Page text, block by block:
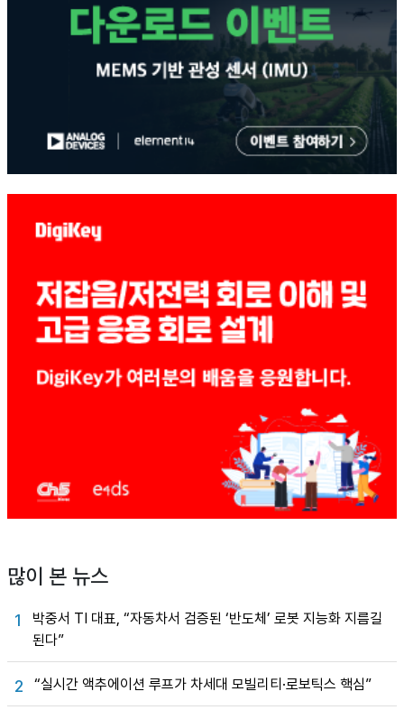
많이 본 뉴스
1
박중서 TI 대표, “자동차서 검증된 ‘반도체’ 로봇 지능화 지름길
된다”
2 “실시간 액추에이션 루프가 차세대 모빌리티·로보틱스 핵심”